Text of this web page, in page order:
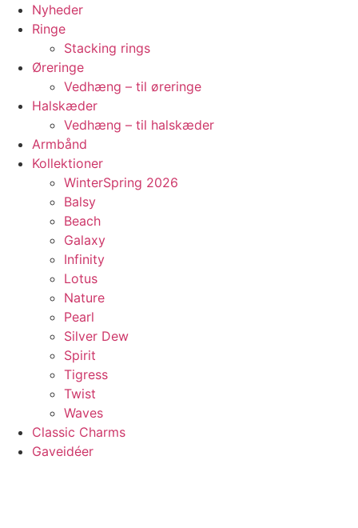
Nyheder
Ringe
Stacking rings
Øreringe
Vedhæng – til øreringe
Halskæder
Vedhæng – til halskæder
Armbånd
Kollektioner
WinterSpring 2026
Balsy
Beach
Galaxy
Infinity
Lotus
Nature
Pearl
Silver Dew
Spirit
Tigress
Twist
Waves
Classic Charms
Gaveidéer